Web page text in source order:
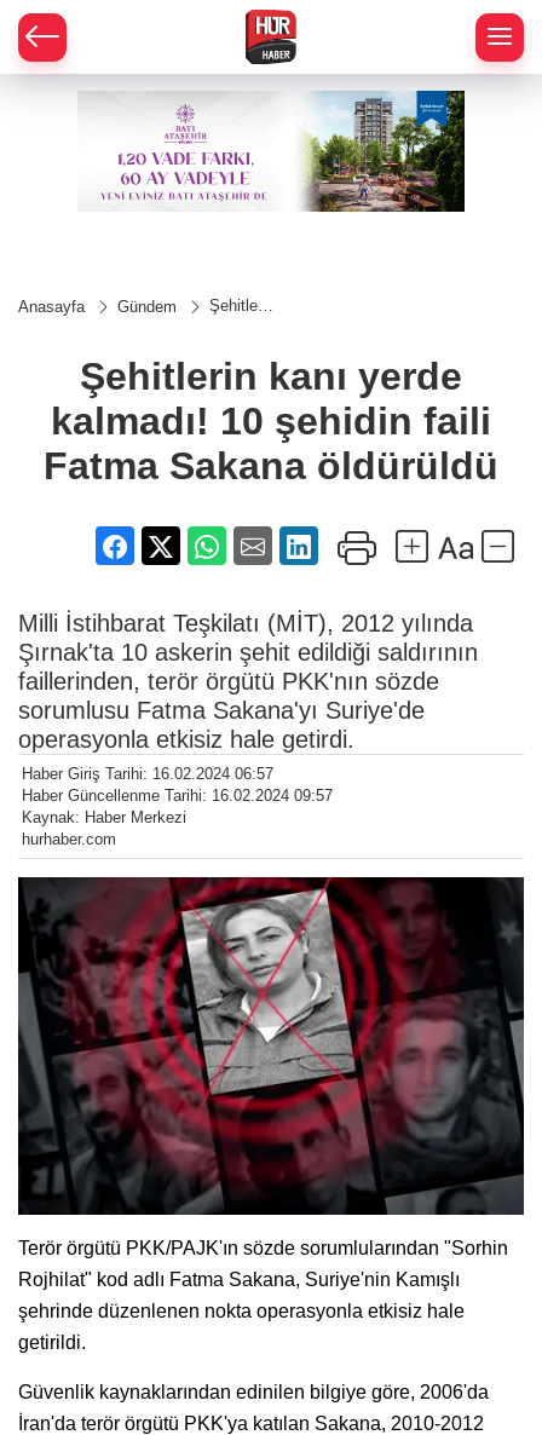
Anasayfa Gündem
Şehitlerin
kalmadı!
10
faili
Fatma
Sakana
öldürüldü
Şehitlerin kanı yerde
kalmadı! 10 şehidin faili
Fatma Sakana öldürüldü
Milli İstihbarat Teşkilatı (MİT), 2012 yılında
Şırnak'ta 10 askerin şehit edildiği saldırının
faillerinden, terör örgütü PKK'nın sözde
sorumlusu Fatma Sakana'yı Suriye'de
operasyonla etkisiz hale getirdi.
Haber Giriş Tarihi: 16.02.2024 06:57
Haber Güncellenme Tarihi: 16.02.2024 09:57
Kaynak: Haber Merkezi
hurhaber.com
Terör örgütü PKK/PAJK'ın sözde sorumlularından "Sorhin
Rojhilat" kod adlı Fatma Sakana, Suriye'nin Kamışlı
şehrinde düzenlenen nokta operasyonla etkisiz hale
getirildi.
Güvenlik kaynaklarından edinilen bilgiye göre, 2006'da
İran'da terör örgütü PKK'ya katılan Sakana, 2010-2012